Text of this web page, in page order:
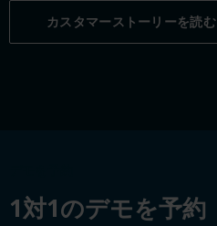
カスタマーストーリーを読む
1対1のデモを予約